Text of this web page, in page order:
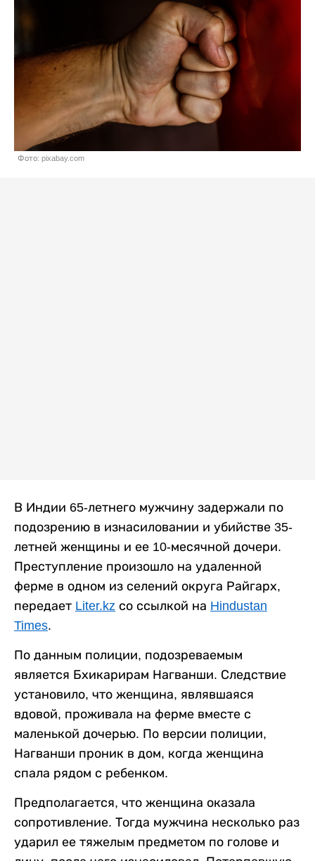
Фото: pixabay.com
В Индии 65-летнего мужчину задержали по
подозрению в изнасиловании и убийстве 35-
летней женщины и ее 10-месячной дочери.
Преступление произошло на удаленной
ферме в одном из селений округа Райгарх,
передает Liter.kz со ссылкой на Hindustan
Times.
По данным полиции, подозреваемым
является Бхикарирам Нагванши. Следствие
установило, что женщина, являвшаяся
вдовой, проживала на ферме вместе с
маленькой дочерью. По версии полиции,
Нагванши проник в дом, когда женщина
спала рядом с ребенком.
Предполагается, что женщина оказала
сопротивление. Тогда мужчина несколько раз
ударил ее тяжелым предметом по голове и